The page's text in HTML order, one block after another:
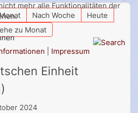
Nach Woche
Heute
zu Monat
Einheit
2024
mehr alle Funktionalitäten der
Impressum